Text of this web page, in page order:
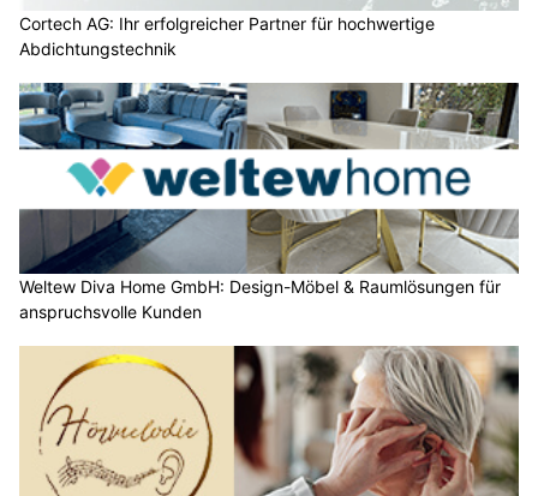
Cortech AG: Ihr erfolgreicher Partner für hochwertige
Abdichtungstechnik
Weltew Diva Home GmbH: Design-Möbel & Raumlösungen für
anspruchsvolle Kunden